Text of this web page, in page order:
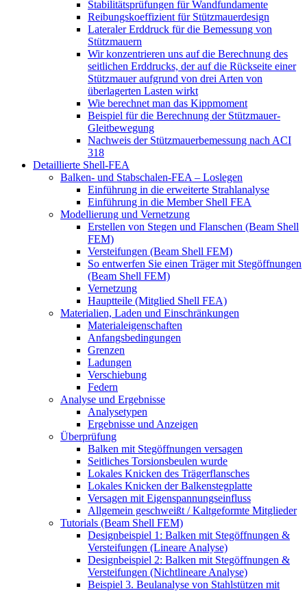
Stabilitätsprüfungen für Wandfundamente
Reibungskoeffizient für Stützmauerdesign
Lateraler Erddruck für die Bemessung von
Stützmauern
Wir konzentrieren uns auf die Berechnung des
seitlichen Erddrucks, der auf die Rückseite einer
Stützmauer aufgrund von drei Arten von
überlagerten Lasten wirkt
Wie berechnet man das Kippmoment
Beispiel für die Berechnung der Stützmauer-
Gleitbewegung
Nachweis der Stützmauerbemessung nach ACI
318
Detaillierte Shell-FEA
Balken- und Stabschalen-FEA – Loslegen
Einführung in die erweiterte Strahlanalyse
Einführung in die Member Shell FEA
Modellierung und Vernetzung
Erstellen von Stegen und Flanschen (Beam Shell
FEM)
Versteifungen (Beam Shell FEM)
So entwerfen Sie einen Träger mit Stegöffnungen
(Beam Shell FEM)
Vernetzung
Hauptteile (Mitglied Shell FEA)
Materialien, Laden und Einschränkungen
Materialeigenschaften
Anfangsbedingungen
Grenzen
Ladungen
Verschiebung
Federn
Analyse und Ergebnisse
Analysetypen
Ergebnisse und Anzeigen
Überprüfung
Balken mit Stegöffnungen versagen
Seitliches Torsionsbeulen wurde
Lokales Knicken des Trägerflansches
Lokales Knicken der Balkenstegplatte
Versagen mit Eigenspannungseinfluss
Allgemein geschweißt / Kaltgeformte Mitglieder
Tutorials (Beam Shell FEM)
Designbeispiel 1: Balken mit Stegöffnungen &
Versteifungen (Lineare Analyse)
Designbeispiel 2: Balken mit Stegöffnungen &
Versteifungen (Nichtlineare Analyse)
Beispiel 3. Beulanalyse von Stahlstützen mit